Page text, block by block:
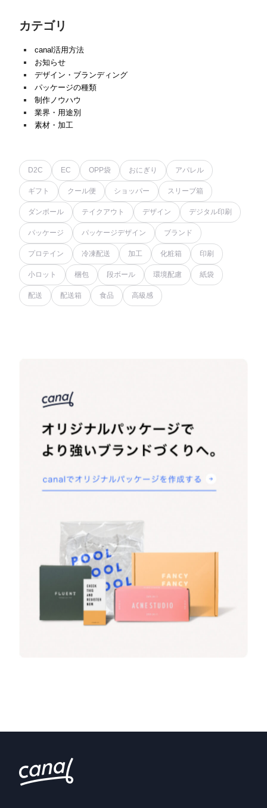
カテゴリ
canal活用方法
お知らせ
デザイン・ブランディング
パッケージの種類
制作ノウハウ
業界・用途別
素材・加工
D2C EC OPP袋 おにぎり アパレル
ギフト クール便 ショッパー スリーブ箱
ダンボール テイクアウト デザイン デジタル印刷
パッケージ パッケージデザイン ブランド
プロテイン 冷凍配送 加工 化粧箱 印刷
小ロット 梱包 段ボール 環境配慮 紙袋
配送 配送箱 食品 高級感